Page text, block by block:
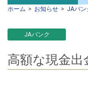
ホーム お知らせ JAバン
JAバンク
高額な現金